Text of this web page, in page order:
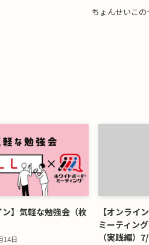
ちょんせいこ
ン】気軽な勉強会（枚
14日
【オンライ
ミーティン
（実践編）